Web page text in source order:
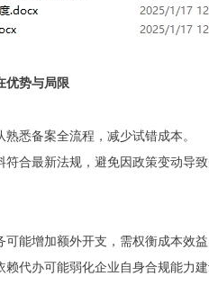
优势与局限
悉备案全流程，减少试错成本。
符合最新法规，避免因政策变动导致
能增加额外开支，需权衡成本效益
代办可能弱化企业自身合规能力建